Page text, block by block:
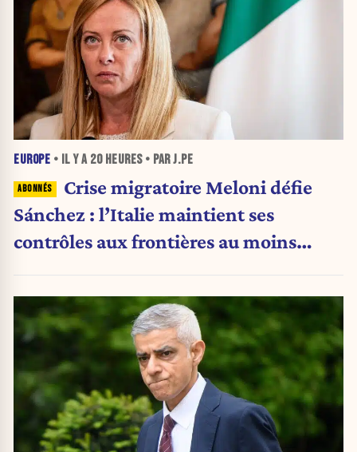
EUROPE • IL Y A 20 HEURES• PAR J.PE
Crise migratoire Meloni défie
Sánchez : l’Italie maintient ses
contrôles aux frontières au moins